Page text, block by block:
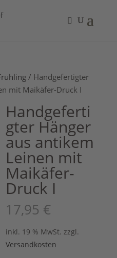
/ Handgefertigter
mit Maikäfer-Druck I
Handgeferti
gter Hänger
aus antikem
Leinen mit
Maikäfer-
Druck I
17,95 €
inkl. 19 % MwSt. zzgl.
Versandkosten